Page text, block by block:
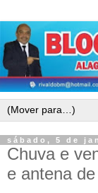
sábado, 5 de
Chuva e
e antena